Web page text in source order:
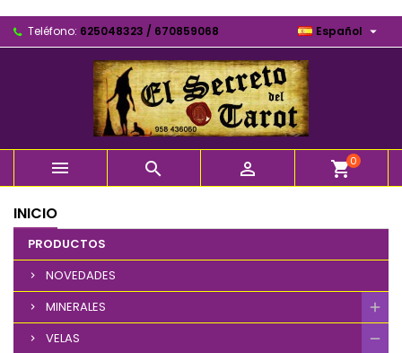
Teléfono: 625048323 / 670859068 Español 
   shopping_cart0
INICIO
PRODUCTOS
NOVEDADES
MINERALES
VELAS